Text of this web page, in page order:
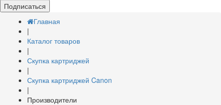
Подписаться
Главная
|
Каталог товаров
|
Скупка картриджей
|
Скупка картриджей Canon
|
Производители